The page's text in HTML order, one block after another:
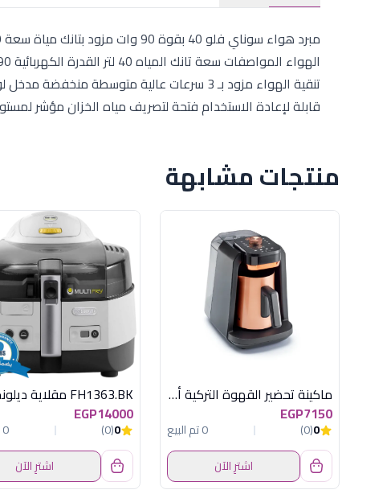
قابلة لإعادة الاستخدام فتحة لتصريف مياه الخزان مؤشر
منتجات مشابهة
ماكينة تحضير القهوة التركية أرزوم أوكا ريتش برو بلس 700 وات - أسود ونحاسي
EGP7150
0
(0)
0 تم البيع
اشترِ الآن
EGP14000
0
(0)
0 تم البيع
اشترِ الآن